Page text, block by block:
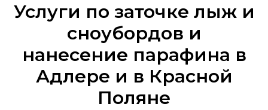
Услуги по заточке лыж и
сноубордов и
нанесение парафина в
Адлере и в Красной
Поляне